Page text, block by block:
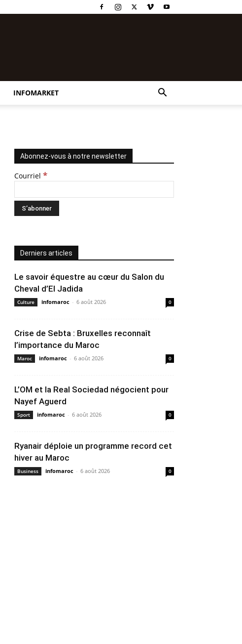
INFOMARKET
Abonnez-vous à notre newsletter
Courriel *
Derniers articles
Le savoir équestre au cœur du Salon du
Cheval d’El Jadida
Culture infomaroc - 6 août 2026 0
Crise de Sebta : Bruxelles reconnaît
l’importance du Maroc
Maroc infomaroc - 6 août 2026 0
L’OM et la Real Sociedad négocient pour
Nayef Aguerd
Sport infomaroc - 6 août 2026 0
Ryanair déploie un programme record cet
hiver au Maroc
Business infomaroc - 6 août 2026 0